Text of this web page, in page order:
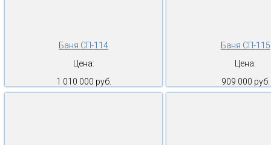
Баня СП-114
Цена:
1 010 000 руб.
Баня СП-115
Цена:
909 000 руб.